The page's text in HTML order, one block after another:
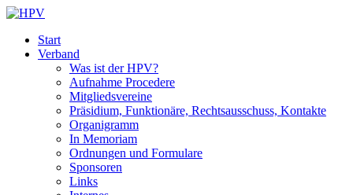
Start
Verband
Was ist der HPV?
Aufnahme Procedere
Mitgliedsvereine
Präsidium, Funktionäre, Rechtsausschuss, Kontakte
Organigramm
In Memoriam
Ordnungen und Formulare
Sponsoren
Links